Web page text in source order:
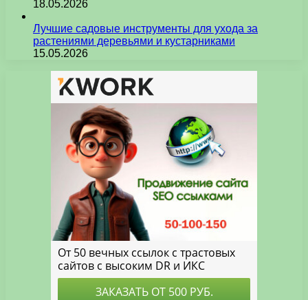
18.05.2026
Лучшие садовые инструменты для ухода за
растениями деревьями и кустарниками
15.05.2026